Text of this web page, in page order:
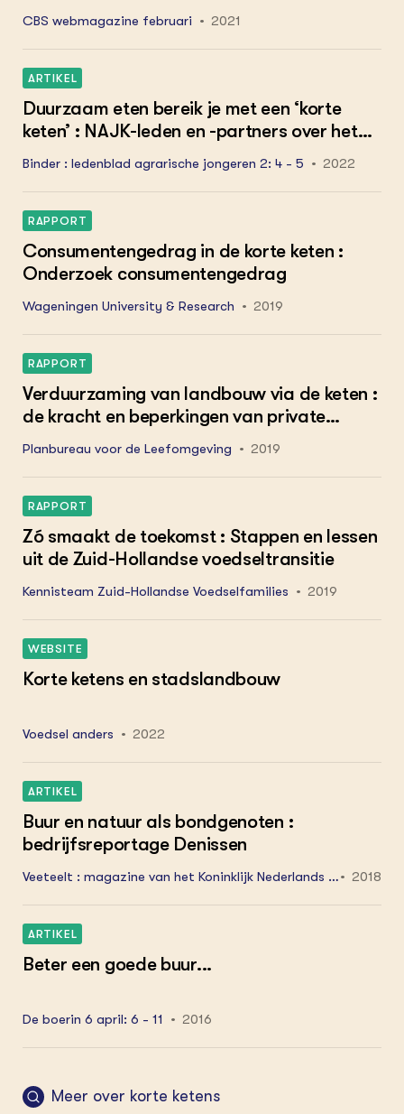
CBS webmagazine februari 2021
ARTIKEL
Duurzaam eten bereik je met een ‘korte
keten’ : NAJK-leden en -partners over het
Binder : ledenblad agrarische jongeren 2: 4 - 5 2022
RAPPORT
Consumentengedrag in de korte keten :
Onderzoek consumentengedrag
Wageningen University & Research 2019
RAPPORT
Verduurzaming van landbouw via de keten :
de kracht en beperkingen van private
sturing in de aardappel- en de zuivelketen :
Planbureau voor de Leefomgeving 2019
RAPPORT
Zó smaakt de toekomst : Stappen en lessen
uit de Zuid-Hollandse voedseltransitie
Kennisteam Zuid-Hollandse Voedselfamilies 2019
WEBSITE
Korte ketens en stadslandbouw
Voedsel anders 2022
ARTIKEL
Buur en natuur als bondgenoten :
bedrijfsreportage Denissen
Veeteelt : magazine van het Koninklijk Nederlands R
2018
ARTIKEL
Beter een goede buur...
De boerin 6 april: 6 - 11 2016
Meer over korte ketens